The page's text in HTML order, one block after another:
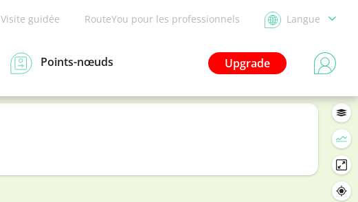
Visite guidée RouteYou pour les professionnels Langue
Upgrade
Points-nœuds